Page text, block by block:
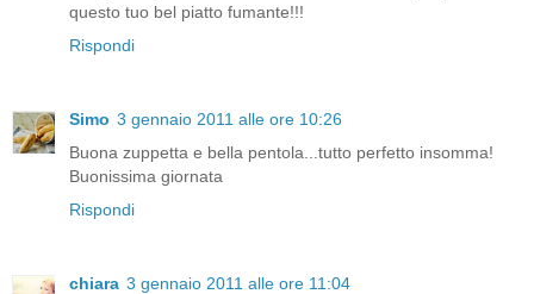
questo tuo bel piatto fumante!!!
Rispondi
Simo 3 gennaio 2011 alle ore 10:26
Buona zuppetta e bella pentola...tutto perfetto insomma!
Buonissima giornata
Rispondi
chiara 3 gennaio 2011 alle ore 11:04